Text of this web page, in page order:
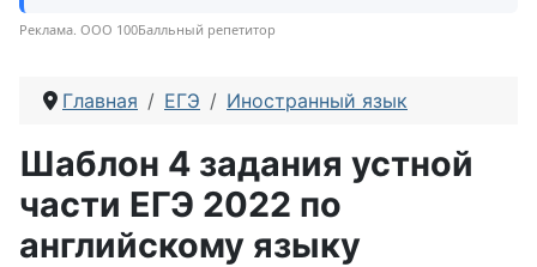
Реклама. ООО 100Балльный репетитор
Главная ЕГЭ Иностранный язык
Шаблон 4 задания устной
части ЕГЭ 2022 по
английскому языку